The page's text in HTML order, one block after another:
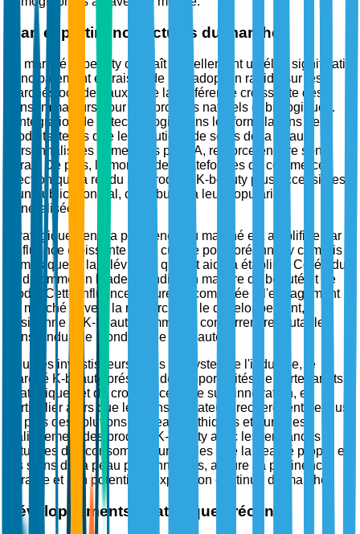
Élan et pertinence actuels du marché
Le marché K-beauty connaît actuellement un élan significatif,
principalement en raison de son adoption rapide sur les
marchés occidentaux et de la préférence croissante des
consommateurs pour des produits naturels et biologiques.
L'intégration de la technologie dans les formulations de
produits, telles que les solutions de soins de la peau
personnalisées alimentées par l'IA, renforce encore son
attrait. De plus, la montée des plateformes de commerce
électronique a rendu les produits K-beauty plus accessibles
à un public mondial, contribuant à leur popularité
généralisée.
Stratégiquement, la pertinence du marché est amplifiée par
l'influence croissante de la culture pop coréenne, y compris
la musique et la télévision, qui ont aidé à établir la Corée du
Sud comme un leader mondial en matière de beauté et de
mode. Cette influence culturelle, combinée à l'engagement
du marché envers la recherche et le développement,
positionne le K-beauty comme un concurrent redoutable
dans l'industrie mondiale de la beauté.
Pour les investisseurs et les analystes de l'industrie, le
marché K-beauty présente des opportunités de partenariats
stratégiques et de croissance axée sur l'innovation, en
particulier alors que les consommateurs recherchent de plus
en plus des solutions de beauté éthiques et durables.
L'alignement des produits K-beauty avec les tendances
actuelles des consommateurs, telles que la beauté propre et
les soins de la peau personnalisés, assure sa pertinence
durable et son potentiel d'expansion continue du marché.
Développements stratégiques récents